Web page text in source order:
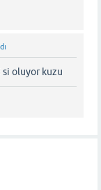
si oluyor kuzu